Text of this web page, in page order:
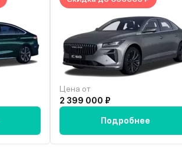
Цена от
2 399 000 ₽
Подробнее